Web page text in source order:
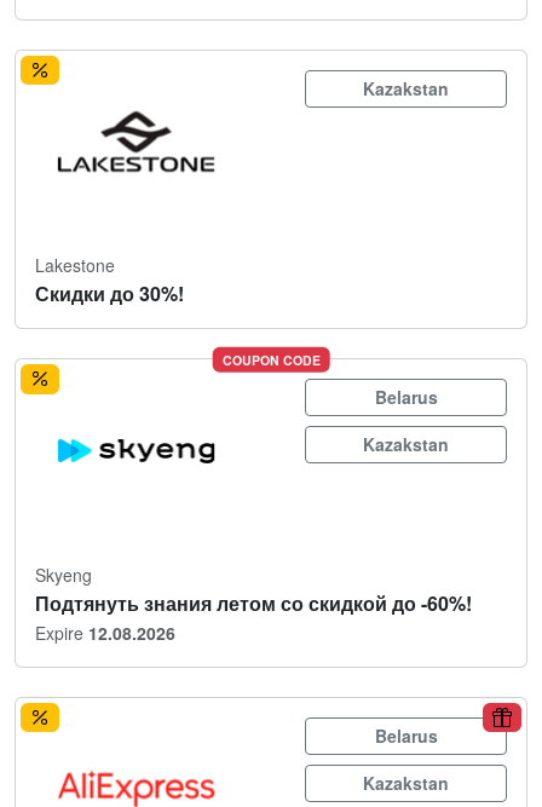
Kazakstan
Lakestone
Скидки до 30%!
COUPON CODE
Belarus
Kazakstan
Skyeng
Подтянуть знания летом со скидкой до -60%!
Expire 12.08.2026
Belarus
Kazakstan